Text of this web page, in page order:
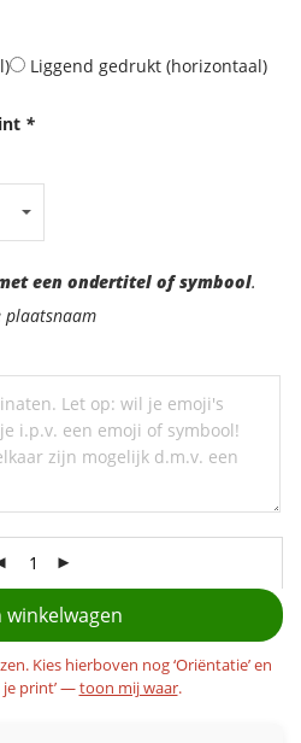
Liggend gedrukt (horizontaal)
*
een ondertitel of symbool.
plaatsnaam
winkelwagen
Kies hierboven nog ‘Oriëntatie’ en
je print’ —toon mij waar.